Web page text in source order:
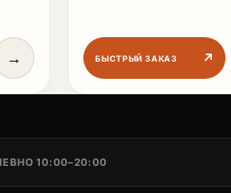
→ БЫСТРЫЙ ЗАКАЗ ↗
10:00–20:00